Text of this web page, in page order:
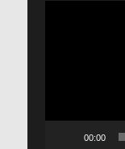
00:00